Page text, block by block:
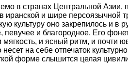
в странах Центральной Азии,
иранской и шире персоязычной
культуру оно закрепилось и в
певучее и благородное. Его
мягкость, и ясный ритм, и почти
на себе отпечаток
форме слышится целая